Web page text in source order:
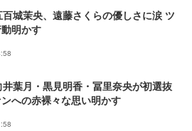
城茉央、遠藤さくらの優しさに涙 ツ
明かす
葉月・黒見明香・冨里奈央が初選抜
への赤裸々な思い明かす